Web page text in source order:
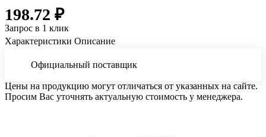
198.72 ₽
Запрос в 1 клик
Характеристики Описание
Официальный поставщик
Цены на продукцию могут отличаться от указанных на сайте.
Просим Вас уточнять актуальную стоимость у менеджера.